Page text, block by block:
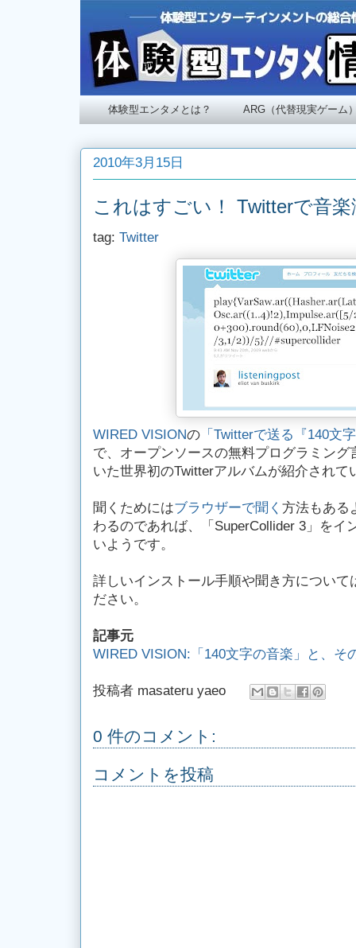
体験型エンタメとは？ ARG（代替現実ゲーム
2010年3月15日
これはすごい！ Twitterで音楽
tag: Twitter
WIRED VISIONの 「Twitterで送る『140文
で、オープンソースの無料プログラミング
いた世界初のTwitterアルバムが紹介されて
聞くためにはブラウザーで聞く 方法もある
わるのであれば、「SuperCollider 3」をイ
いようです。
詳しいインストール手順や聞き方につい
ださい。
記事元
WIRED VISION:「140文字の音楽」と、そ
投稿者 masateru yaeo
0 件のコメント:
コメントを投稿